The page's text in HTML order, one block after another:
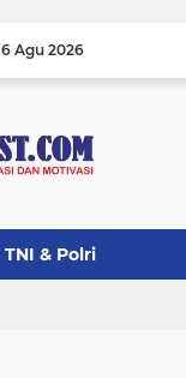
6 Agu 2026
TNI & Polri